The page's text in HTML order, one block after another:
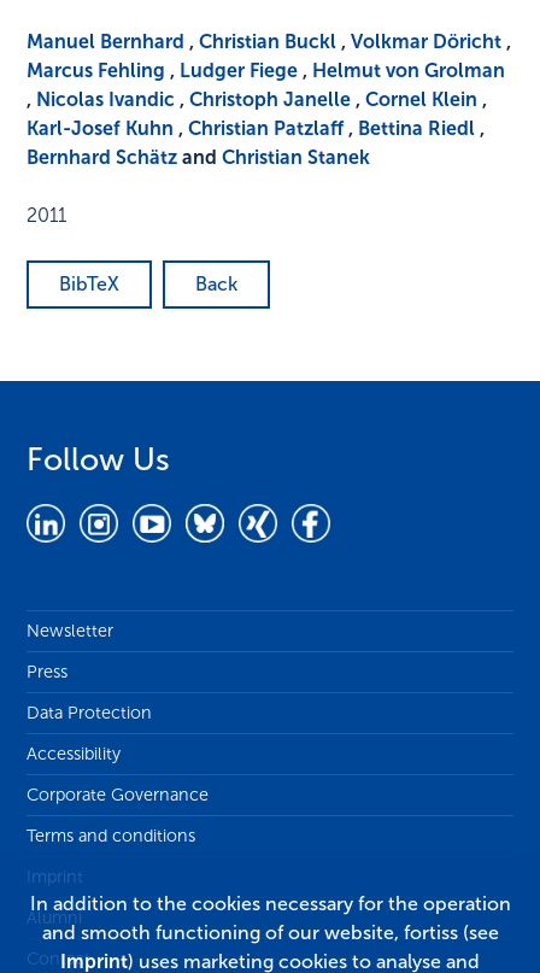
Manuel Bernhard ,Christian Buckl ,Volkmar Döricht ,
Marcus Fehling , Ludger Fiege , Helmut von Grolman
, Nicolas Ivandic ,Christoph Janelle ,Cornel Klein ,
Karl-Josef Kuhn ,Christian Patzlaff , Bettina Riedl ,
Bernhard Schätz andChristian Stanek
2011
BibTeX Back
Follow Us
Newsletter
Press
Data Protection
Accessibility
Corporate Governance
Terms and conditions
Imprint
Alumni
Contact
In addition to the cookies necessary for the operation
and smooth functioning of our website, fortiss (see
Imprint) uses marketing cookies to analyse and